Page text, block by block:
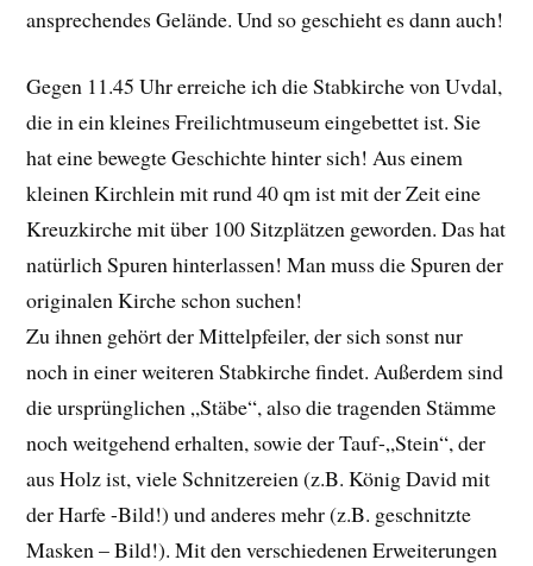
ansprechendes Gelände. Und so geschieht es dann auch!
Gegen 11.45 Uhr erreiche ich die Stabkirche von Uvdal,
die in ein kleines Freilichtmuseum eingebettet ist. Sie
hat eine bewegte Geschichte hinter sich! Aus einem
kleinen Kirchlein mit rund 40 qm ist mit der Zeit eine
Kreuzkirche mit über 100 Sitzplätzen geworden. Das hat
natürlich Spuren hinterlassen! Man muss die Spuren der
originalen Kirche schon suchen!
Zu ihnen gehört der Mittelpfeiler, der sich sonst nur
noch in einer weiteren Stabkirche findet. Außerdem sind
die ursprünglichen „Stäbe“, also die tragenden Stämme
noch weitgehend erhalten, sowie der Tauf-„Stein“, der
aus Holz ist, viele Schnitzereien (z.B. König David mit
der Harfe -Bild!) und anderes mehr (z.B. geschnitzte
Masken – Bild!). Mit den verschiedenen Erweiterungen